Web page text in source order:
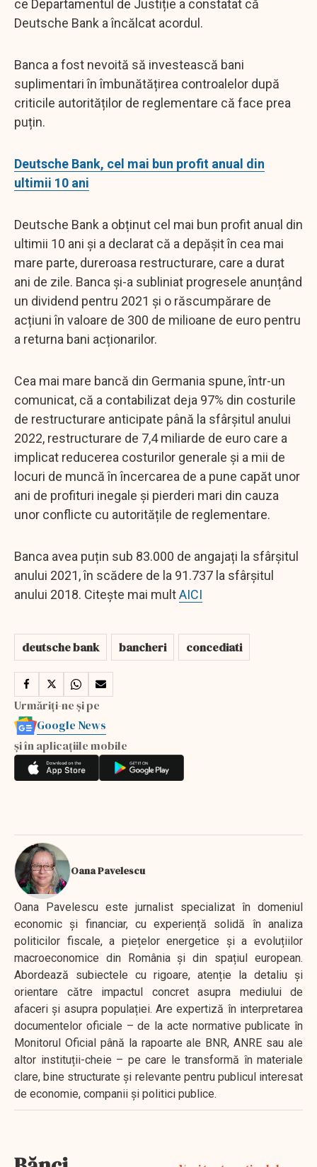
ce Departamentul de Justiție a constatat că
Deutsche Bank a încălcat acordul.
Banca a fost nevoită să investească bani
suplimentari în îmbunătățirea controalelor după
criticile autorităților de reglementare că face prea
puțin.
Deutsche Bank, cel mai bun profit anual din
ultimii 10 ani
Deutsche Bank a obținut cel mai bun profit anual din
ultimii 10 ani și a declarat că a depășit în cea mai
mare parte, dureroasa restructurare, care a durat
ani de zile. Banca și-a subliniat progresele anunțând
un dividend pentru 2021 și o răscumpărare de
acțiuni în valoare de 300 de milioane de euro pentru
a returna bani acționarilor.
Cea mai mare bancă din Germania spune, într-un
comunicat, că a contabilizat deja 97% din costurile
de restructurare anticipate până la sfârșitul anului
2022, restructurare de 7,4 miliarde de euro care a
implicat reducerea costurilor generale și a mii de
locuri de muncă în încercarea de a pune capăt unor
ani de profituri inegale și pierderi mari din cauza
unor conflicte cu autoritățile de reglementare.
Banca avea puțin sub 83.000 de angajați la sfârșitul
anului 2021, în scădere de la 91.737 la sfârșitul
anului 2018. Citește mai multAICI
deutsche bank bancheri concediati
Urmăriți-ne și pe
Google News
și în aplicațiile mobile
Oana Pavelescu
Oana Pavelescu este jurnalist specializat în domeniul
economic și financiar, cu experiență solidă în analiza
politicilor fiscale, a piețelor energetice și a evoluțiilor
macroeconomice din România și din spațiul european.
Abordează subiectele cu rigoare, atenție la detaliu și
orientare către impactul concret asupra mediului de
afaceri și asupra populației. Are expertiză în interpretarea
documentelor oficiale – de la acte normative publicate în
Monitorul Oficial până la rapoarte ale BNR, ANRE sau ale
altor instituții-cheie – pe care le transformă în materiale
clare, bine structurate și relevante pentru publicul interesat
de economie, companii și politici publice.